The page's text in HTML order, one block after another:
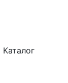
Каталог